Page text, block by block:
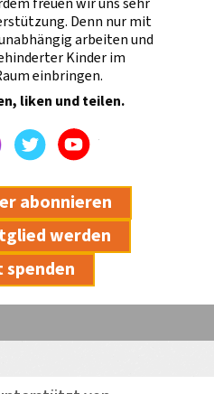
Denn nur mit
arbeiten und
Kinder im
einbringen.
liken und teilen.
InstagramTwitterYoutube
abonnieren
werden